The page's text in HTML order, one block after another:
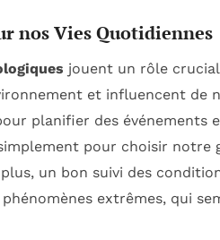
nos Vies Quotidiennes
jouent un rôle
et influencent de
planifier des événements
pour choisir notre
un bon suivi des
extrêmes, qui